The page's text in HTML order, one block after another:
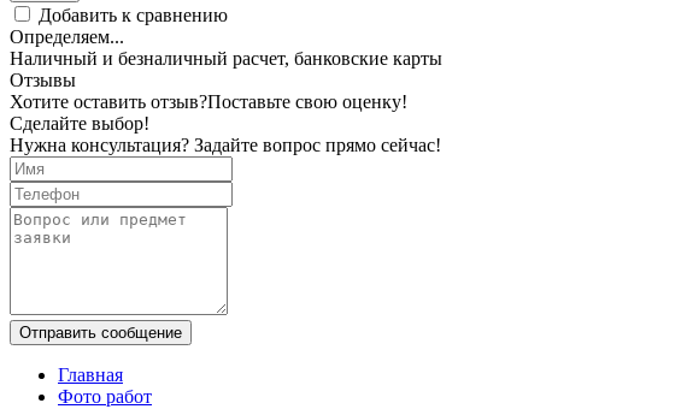
Добавить к сравнению
Определяем...
Наличный и безналичный расчет, банковские карты
Отзывы
Хотите оставить отзыв?Поставьте свою оценку!
Сделайте выбор!
Нужна консультация? Задайте вопрос прямо сейчас!
Отправить сообщение
Главная
Фото работ